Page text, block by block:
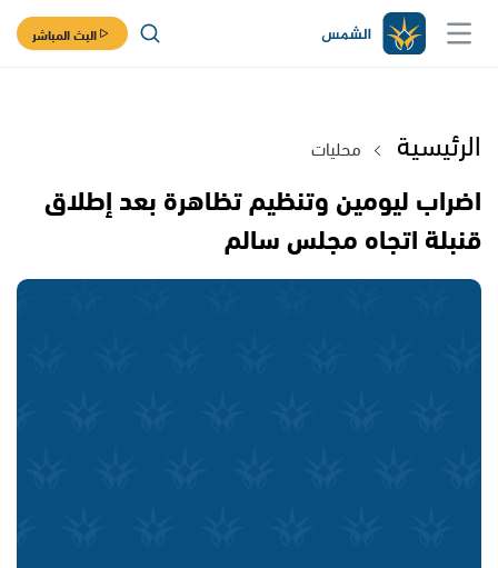
البث المباشر
الرئيسية محليات
اضراب ليومين وتنظيم تظاهرة بعد إطلاق
قنبلة اتجاه مجلس سالم